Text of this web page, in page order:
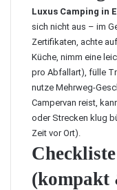
Luxus Camping in
sich nicht aus – im
Zertifikaten, achte
Küche, nimm eine
pro Abfallart), fülle
nutze Mehrweg-
Campervan reist,
oder Strecken klug
Zeit vor Ort).
(kompakt